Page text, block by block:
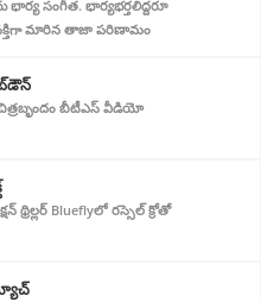
సంగీత. భార్య‌భ‌ర్త‌లిద్ద‌రూ
మారిన తాజా పరిణామం
చిత్రబృందం బీటీఎస్ వీడియో
థ్రిల్లర్ Blueflyలో రస్సెల్ క్రోతో